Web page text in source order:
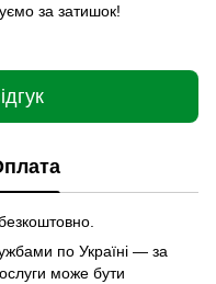
за затишок!
по Україні — за
може бути